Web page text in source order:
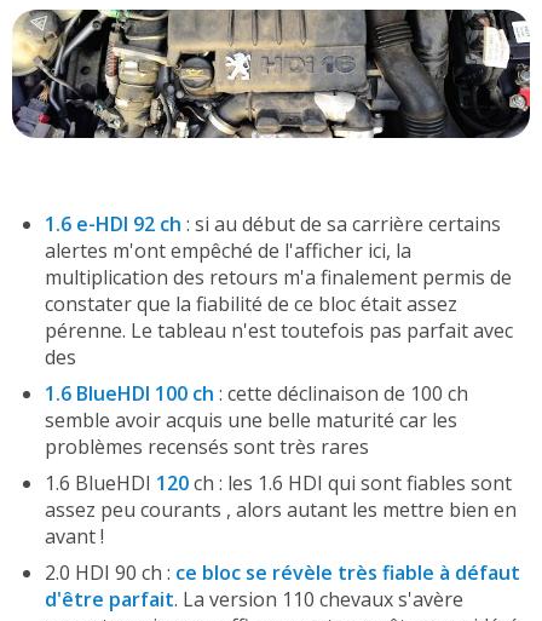
1.6 e-HDI 92 ch : si au début de sa carrière certains
alertes m'ont empêché de l'afficher ici, la
multiplication des retours m'a finalement permis de
constater que la fiabilité de ce bloc était assez
pérenne. Le tableau n'est toutefois pas parfait avec
des
1.6 BlueHDI 100 ch : cette déclinaison de 100 ch
semble avoir acquis une belle maturité car les
problèmes recensés sont très rares
1.6 BlueHDI 120ch : les 1.6 HDI qui sont fiables sont
assez peu courants , alors autant les mettre bien en
avant !
2.0 HDI 90 ch : ce bloc se révèle très fiable à défaut
d'être parfait. La version 110 chevaux s'avère